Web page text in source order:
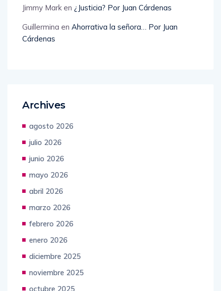
Recent Comments
Jimmy Marken¿Justicia? Por Juan Cárdenas
Archives
agosto 2026
julio 2026
junio 2026
mayo 2026
abril 2026
marzo 2026
febrero 2026
enero 2026
diciembre 2025